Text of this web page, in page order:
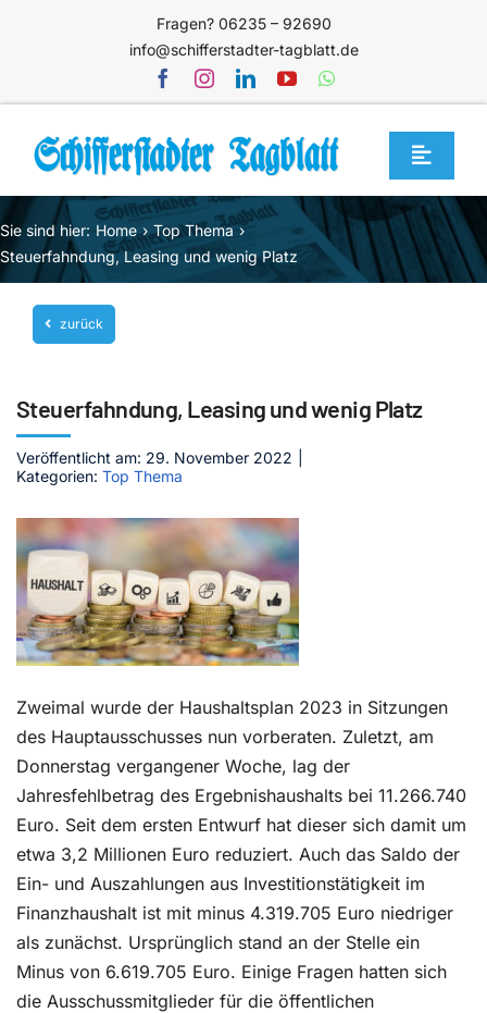
Fragen? 06235 – 92690
info@schifferstadter-tagblatt.de
Toggle
Home
Themen
Blog
Unternehmen
Mediathek
Jetzt abonnieren
Kontakt
Sie sind hier: Home
Top Thema
Steuerfahndung, Leasing und wenig Platz
zurück
Steuerfahndung, Leasing und wenig Platz
Veröffentlicht am: 29. November 2022
Kategorien: Top Thema
Zweimal wurde der Haushaltsplan 2023 in Sitzungen
des Hauptausschusses nun vorberaten. Zuletzt, am
Donnerstag vergangener Woche, lag der
Jahresfehlbetrag des Ergebnishaushalts bei 11.266.740
Euro. Seit dem ersten Entwurf hat dieser sich damit um
etwa 3,2 Millionen Euro reduziert. Auch das Saldo der
Ein- und Auszahlungen aus Investitionstätigkeit im
Finanzhaushalt ist mit minus 4.319.705 Euro niedriger
als zunächst. Ursprünglich stand an der Stelle ein
Minus von 6.619.705 Euro. Einige Fragen hatten sich
die Ausschussmitglieder für die öffentlichen